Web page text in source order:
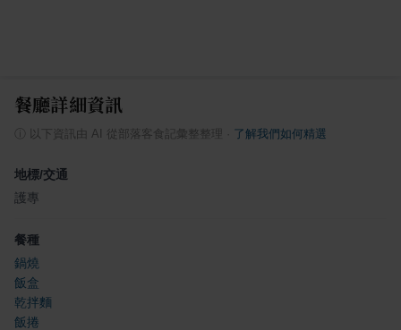
餐廳詳細資訊
以下資訊由 AI 從部落客食記彙整整理 了解我們如何精選
地標/交通
護專
餐種
鍋燒
飯盒
乾拌麵
飯捲